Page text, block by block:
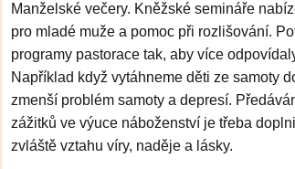
Manželské večery. Kněžské semináře
pro mladé muže a pomoc při rozlišování.
programy pastorace tak, aby více
Například když vytáhneme děti ze samoty
zmenší problém samoty a depresí.
zážitků ve výuce náboženství je třeba
zvláště vztahu víry, naděje a lásky.